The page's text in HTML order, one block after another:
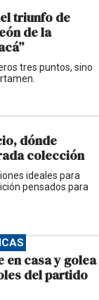
triunfo de
de la
tres puntos, sino
dónde
colección
ideales para
pensados para
en casa y golea
del partido